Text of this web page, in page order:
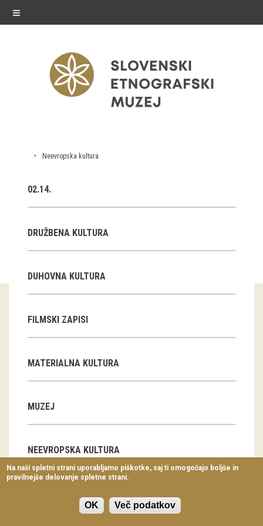
≡
razstave
Občasne razstave
Gostovanja
E-razstave
Virtualni sprehodi
Napovednik
dogodki
Koledar dogodkov
Predavanja
Delavnice
Vodeni ogledi
Neevropska kultura
02.14.
DRUŽBENA KULTURA
DUHOVNA KULTURA
FILMSKI ZAPISI
MATERIALNA KULTURA
MUZEJ
NEEVROPSKA KULTURA
Afrika
Avstralija in Oceanija
Na naši spletni strani uporabljamo piškotke, saj ti omogočajo boljše in
pravilnejše delovanje spletne strani.
OK Več podatkov